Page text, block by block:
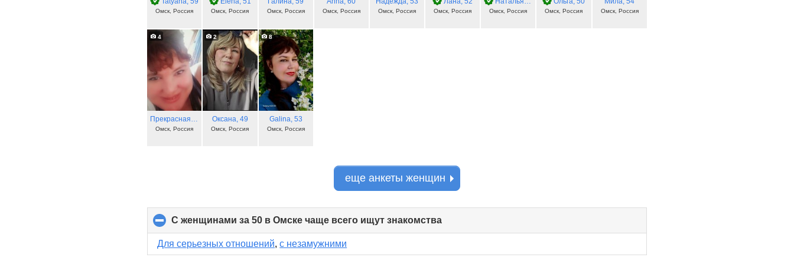
Омск, Россия Омск, Россия Омск, Россия Омск, Россия Омск, Россия Омск, Россия Омск, Россия Омск, Россия Омск, Россия
4
Прекрасная
, 52
Омск, Россия
2
Оксана, 49
Омск, Россия
8
Galina, 53
Омск, Россия
еще анкеты женщин
С женщинами за 50 в Омске чаще всего ищут знакомства
to
contents
Для серьезных отношений,с незамужними